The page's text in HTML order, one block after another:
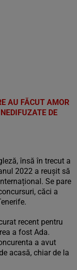
AU FĂCUT AMOR
DE
însă în trecut a
2022 a reușit să
Se pare
căci a
recent pentru
a fost Ada.
a avut
acasă, chiar de la